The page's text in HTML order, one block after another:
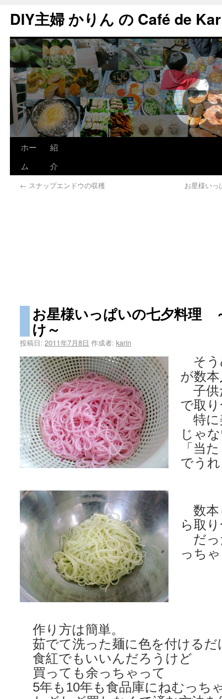
DIY主婦 かりん の Café de
ホー
ム
紹
介
← スナップエンドウの収穫 お星様い
お星様いっぱいの七夕料理
け～
投稿日: 2011年7月8日 作成者: karin
そう
が数
子供
で取
特に
じゃ
「当
でう
数本
ら取
だっ
っち
作り方は簡単。
茹でて洗った麺に色を付けるだ
食紅でもいいんだろうけど
買っても余っちゃって
5年も10年も食品庫にねむっち